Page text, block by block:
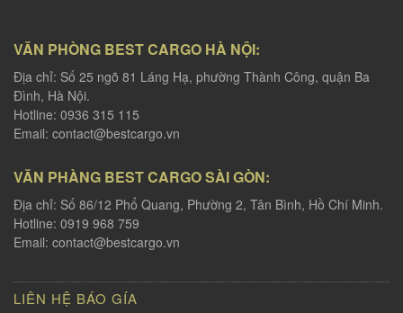
VĂN PHÒNG BEST CARGO HÀ NỘI:
Địa chỉ: Số 25 ngõ 81 Láng Hạ, phường Thành Công, quận Ba
Đình, Hà Nội.
Hotline: 0936 315 115
Email: contact@bestcargo.vn
VĂN PHÀNG BEST CARGO SÀI GÒN:
Địa chỉ: Số 86/12 Phổ Quang, Phường 2, Tân Bình, Hồ Chí Minh.
Hotline: 0919 968 759
Email: contact@bestcargo.vn
LIÊN HỆ BÁO GÍA